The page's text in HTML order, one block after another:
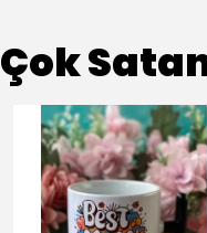
Çok